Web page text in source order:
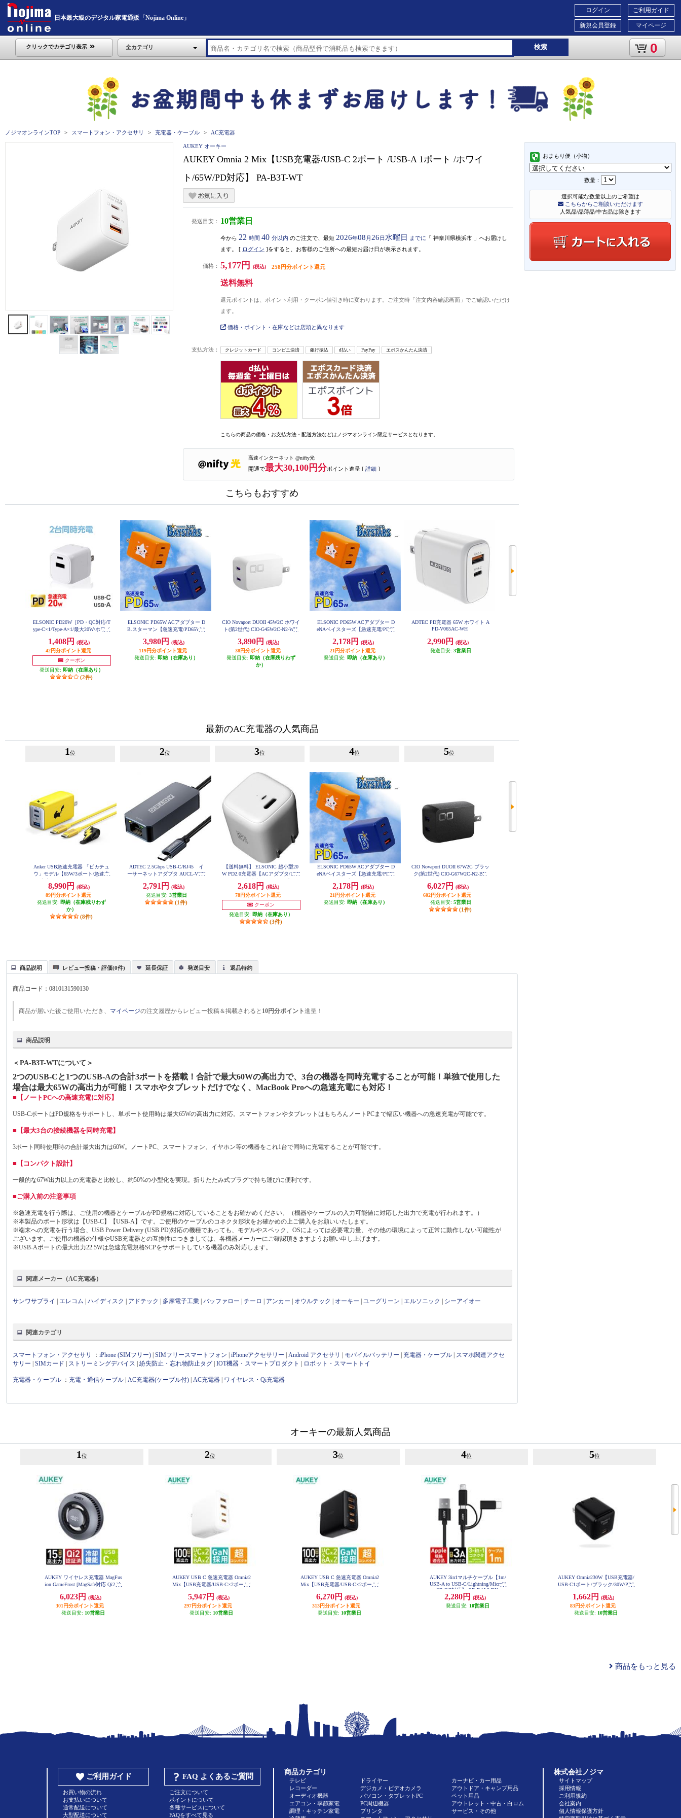
日本最大級のデジタル家電通販「Nojima Online」
ご利用ガイド
マイページ
ログイン
新規会員登録
クリックでカテゴリ表示 全カテゴリ 検索 0
ノジマオンラインTOP スマートフォン・アクセサリ 充電器・ケーブル AC充電器
おまもり便（小物）
数量：
選択可能な数量以上のご希望は
こちらからご相談いただけます
人気品/品薄品/中古品は除きます
AUKEY オーキー
AUKEY Omnia 2 Mix【USB充電器/USB-C 2ポート /USB-A 1ポート /ホワイ
ト/65W/PD対応】 PA-B3T-WT
発送目安： 10営業日
今から 22 時間 40 分以内 のご注文で、最短 2026年08 月 26日 水曜日 までに 「 神奈川県横浜市 」 へお届けし
ます。 [ ログイン ]をすると、お客様のご住所への最短お届け日が表示されます。
価格： 5,177円 (税込) 258円分ポイント還元
送料無料
還元ポイントは、ポイント利用・クーポン値引き時に変わります。ご注文時「注文内容確認画面」でご確認いただけ
ます。
価格・ポイント・在庫などは店頭と異なります
支払方法： クレジットカード コンビニ決済 銀行振込 d払い PayPay エポスかんたん決済
こちらの商品の価格・お支払方法・配送方法などはノジマオンライン限定サービスとなります。
高速インターネット @nifty光
開通で最大30,100円分ポイント進呈 [ 詳細 ]
こちらもおすすめ
ELSONIC PD20W［PD・QC対応/T
ype-C×1/Type-A×1/最大20W/ホワイ
1,408円
(税込)
42円分ポイント還元
クーポン
発送目安: 即納（在庫あり）
(2件)
ELSONIC PD65W ACアダプター D
B.スターマン【急速充電/PD65W/A
d】 EC-PD65WAS
3,980円
(税込)
119円分ポイント還元
発送目安: 即納（在庫あり）
CIO Novaport DUOII 45W2C ホワイ
ト(第2世代) CIO-G45W2C-N2-WH
3,890円
(税込)
38円分ポイント還元
発送目安: 即納（在庫残りわず
か）
ELSONIC PD65W ACアダプター D
eNAベイスターズ【急速充電/PD65
帯、iPad】 EC-PD65WAB
2,178円
(税込)
21円分ポイント還元
発送目安: 即納（在庫あり）
ADTEC PD充電器 65W ホワイト A
PD-V065AC-WH
2,990円
(税込)
発送目安: 3営業日
最新のAC充電器の人気商品
1 位
Anker USB急速充電器 「ピカチュ
ウ」モデル【65W/3ポート/急速充
ラボ】 B2668N71
8,990円
(税込)
89円分ポイント還元
発送目安: 即納（在庫残りわず
か）
(8件)
2位
ADTEC 2.5Gbps USB-C/RJ45 イ
ーサーネットアダプタ AUCL-V025
2,791円
(税込)
発送目安: 3営業日
(1件)
3位
【送料無料】 ELSONIC 超小型20
W PD2.0充電器【ACアダプタ/USB
折りたたみ】 ECJ-AC20PD03
2,618円
(税込)
78円分ポイント還元
クーポン
発送目安: 即納（在庫あり）
(3件)
4位
ELSONIC PD65W ACアダプター D
eNAベイスターズ【急速充電/PD65
帯、iPad】 EC-PD65WAB
2,178円
(税込)
21円分ポイント還元
発送目安: 即納（在庫あり）
5位
CIO Novaport DUOII 67W2C ブラッ
ク(第2世代) CIO-G67W2C-N2-BK
6,027円
(税込)
602円分ポイント還元
発送目安: 5営業日
(1件)
商品説明 レビュー投稿・評価(0件) 延長保証 発送目安 返品特約
商品コード：0810131590130
商品が届いた後ご使用いただき、 マイページの注文履歴からレビュー投稿＆掲載されると 10円分ポイント進呈！
商品説明
＜PA-B3T-WTについて＞
2つのUSB-Cと1つのUSB-Aの合計3ポートを搭載！合計で最大60Wの高出力で、3台の機器を同時充電することが可能！単独で使用した
場合は最大65Wの高出力が可能！スマホやタブレットだけでなく、MacBook Proへの急速充電にも対応！
■【ノートPCへの高速充電に対応】
USB-CポートはPD規格をサポートし、単ポート使用時は最大65Wの高出力に対応。スマートフォンやタブレットはもちろんノートPCまで幅広い機器への急速充電が可能です。
■【最大3台の接続機器を同時充電】
3ポート同時使用時の合計最大出力は60W。ノートPC、スマートフォン、イヤホン等の機器をこれ1台で同時に充電することが可能です。
■【コンパクト設計】
一般的な67W出力以上の充電器と比較し、約50%の小型化を実現。折りたたみ式プラグで持ち運びに便利です。
■ご購入前の注意事項
※急速充電を行う際は、ご使用の機器とケーブルがPD規格に対応していることをお確かめください。（機器やケーブルの入力可能値に対応した出力で充電が行われます。）
※本製品のポート形状は【USB-C】【USB-A】です。ご使用のケーブルのコネクタ形状をお確かめの上ご購入をお願いいたします。
※端末への充電を行う場合、USB Power Delivery (USB PD)対応の機種であっても、モデルやスペック、OSによっては必要電力量、その他の環境によって正常に動作しない可能性が
ございます。ご使用の機器の仕様やUSB充電器との互換性につきましては、各機器メーカーにご確認頂きますようお願い申し上げます。
※USB-Aポートの最大出力22.5Wは急速充電規格SCPをサポートしている機器のみ対応します。
関連メーカー（AC充電器）
サンワサプライ エレコム |ハイディスク アドテック 多摩電子工業 |バッファロー |チーロ アンカー オウルテック オーキー |ユーグリーン エルソニック シーアイオー
関連カテゴリ
スマートフォン・アクセサリ ：iPhone (SIMフリー) |SIMフリースマートフォン |iPhoneアクセサリー |Android アクセサリ モバイルバッテリー 充電器・ケーブル
スマホ関連アクセ
サリー |SIMカード ストリーミングデバイス |紛失防止・忘れ物防止タグ |IOT機器・スマートプロダクト ロボット・スマートトイ
充電器・ケーブル ： 充電・通信ケーブル |AC充電器(ケーブル付) |AC充電器 ワイヤレス・Qi充電器
オーキーの最新人気商品
1 位
AUKEY ワイヤレス充電器 MagFus
ion GameFrost [MagSafe対応 Qi2 冷
Y
6,023円
(税込)
301円分ポイント還元
発送目安: 10営業日
2位
AUKEY USB C 急速充電器 Omnia2
Mix【USB充電器/USB-C×2ポート/
ワイト】 PA-B7T-WT
5,947円
(税込)
297円分ポイント還元
発送目安: 10営業日
3位
AUKEY USB C 急速充電器 Omnia2
Mix【USB充電器/USB-C×2ポート/
ラック】 PA-B7T-BK
6,270円
(税込)
313円分ポイント還元
発送目安: 10営業日
4位
AUKEY 3in1マルチケーブル【1m/
USB-A to USB-C/Lightning/MicroU
SB/QC対応】 CB-BAL9-BK
2,280円
(税込)
発送目安: 10営業日
5位
AUKEY Omnia230W【USB充電器/
USB-C1ポート/ブラック/30W/PPS
1,662円
(税込)
83円分ポイント還元
発送目安: 10営業日
商品をもっと見る
ご利用ガイド
お買い物の流れ
お支払いについて
通常配送について
大型配送について
FAQ よくあるご質問
ご注文について
ポイントについて
各種サービスについて
FAQをすべて見る
商品カテゴリ
テレビ
レコーダー
オーディオ機器
エアコン・季節家電
調理・キッチン家電
ドライヤー
デジカメ・ビデオカメラ
パソコン・タブレットPC
PC周辺機器
プリンタ
カーナビ・カー用品
アウトドア・キャンプ用品
ペット用品
アウトレット・中古・白ロム
サービス・その他
株式会社ノジマ
サイトマップ
採用情報
ご利用規約
会社案内
個人情報保護方針